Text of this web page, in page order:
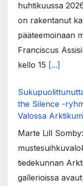
huhtikuussa
on rakentanut
pääteemoinaan
Franciscus
kello 15 [...]
the Silence -
Valossa
Marte Lill
tiedekunnan
gallerioissa